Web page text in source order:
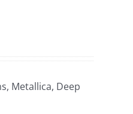
Metallica, Deep